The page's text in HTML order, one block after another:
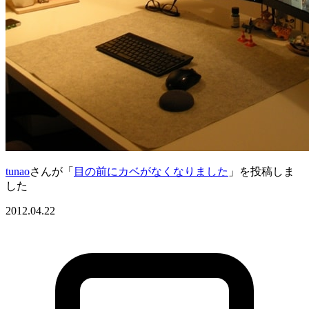
tunaoさんが「 目の前にカベがなくなりました 」を投稿しま
した
2012.04.22